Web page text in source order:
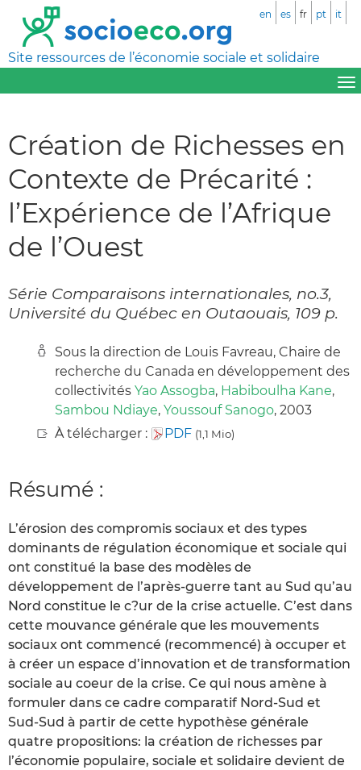
Site ressources de l’économie sociale et solidaire
en es fr pt it
Création de Richesses en
Contexte de Précarité :
l’Expérience de l’Afrique
de l’Ouest
Série Comparaisons internationales, no.3,
Université du Québec en Outaouais, 109 p.
Sous la direction de Louis Favreau, Chaire de
recherche du Canada en développement des
collectivités Yao Assogba, Habiboulha Kane,
Sambou Ndiaye, Youssouf Sanogo, 2003
À télécharger :
PDF (1,1 Mio)
Résumé :
L’érosion des compromis sociaux et des types
dominants de régulation économique et sociale qui
ont constitué la base des modèles de
développement de l’après-guerre tant au Sud qu’au
Nord constitue le c?ur de la crise actuelle. C’est dans
cette mouvance générale que les mouvements
sociaux ont commencé (recommencé) à occuper et
à créer un espace d’innovation et de transformation
sociale au coeur de la crise. Ce qui nous amène à
formuler dans ce cadre comparatif Nord-Sud et
Sud-Sud à partir de cette hypothèse générale
quatre propositions: la création de richesses par
l’économie populaire, sociale et solidaire devient de